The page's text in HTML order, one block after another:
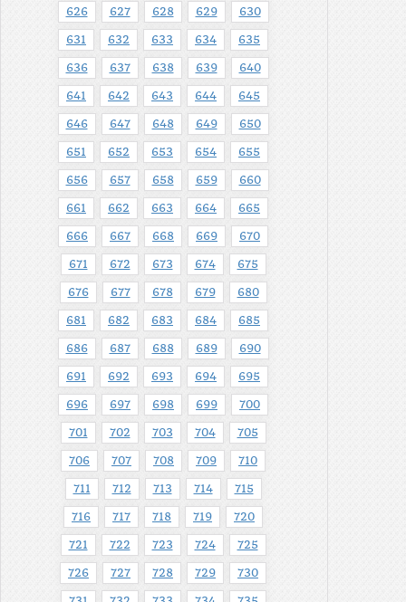
626 627 628 629 630
631 632 633 634 635
636 637 638 639 640
641 642 643 644 645
646 647 648 649 650
651 652 653 654 655
656 657 658 659 660
661 662 663 664 665
666 667 668 669 670
671 672 673 674 675
676 677 678 679 680
681 682 683 684 685
686 687 688 689 690
691 692 693 694 695
696 697 698 699 700
701 702 703 704 705
706 707 708 709 710
711 712 713 714 715
716 717 718 719 720
721 722 723 724 725
726 727 728 729 730